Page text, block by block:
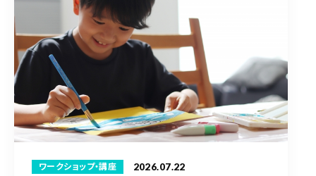
ワークショップ・講座 2026.07.22